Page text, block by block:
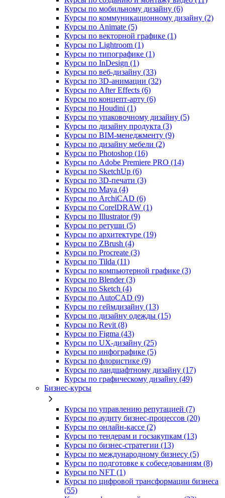
Курсы по мобильному дизайну (6)
Курсы по коммуникационному дизайну (2)
Курсы по Animate (5)
Курсы по векторной графике (1)
Курсы по Lightroom (1)
Курсы по типографике (1)
Курсы по InDesign (1)
Курсы по веб‑дизайну (33)
Курсы по 3D‑анимации (32)
Курсы по After Effects (6)
Курсы по концепт‑арту (6)
Курсы по Houdini (1)
Курсы по упаковочному дизайну (5)
Курсы по дизайну продукта (3)
Курсы по BIM‑менеджменту (9)
Курсы по дизайну мебели (2)
Курсы по Photoshop (16)
Курсы по Adobe Premiere PRO (14)
Курсы по SketchUp (6)
Курсы по 3D-печати (3)
Курсы по Maya (4)
Курсы по ArchiCAD (6)
Курсы по CorelDRAW (1)
Курсы по Illustrator (9)
Курсы по ретуши (5)
Курсы по архитектуре (19)
Курсы по ZBrush (4)
Курсы по Procreate (3)
Курсы по Tilda (11)
Курсы по компьютерной графике (3)
Курсы по Blender (3)
Курсы по Sketch (4)
Курсы по AutoCAD (9)
Курсы по геймдизайну (13)
Курсы по дизайну одежды (15)
Курсы по Revit (8)
Курсы по Figma (43)
Курсы по UX‑дизайну (25)
Курсы по инфографике (5)
Курсы по флористике (9)
Курсы по ландшафтному дизайну (17)
Курсы по графическому дизайну (49)
Бизнес-курсы
Курсы по управлению репутацией (7)
Курсы по аудиту бизнес-процессов (20)
Курсы по онлайн-кассе (2)
Курсы по тендерам и госзакупкам (13)
Курсы по бизнес-стратегии (13)
Курсы по международному бизнесу (5)
Курсы по подготовке к собеседованиям (8)
Курсы по NFT (1)
Курсы по цифровой трансформации бизнеса
(55)